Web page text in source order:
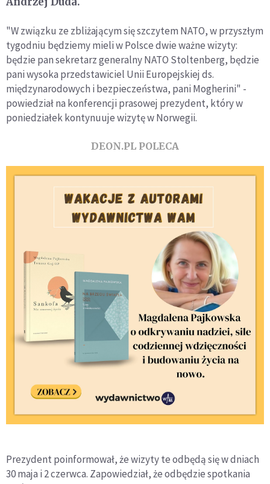
"W związku ze zbliżającym się szczytem NATO, w przyszłym
tygodniu będziemy mieli w Polsce dwie ważne wizyty:
będzie pan sekretarz generalny NATO Stoltenberg, będzie
pani wysoka przedstawiciel Unii Europejskiej ds.
międzynarodowych i bezpieczeństwa, pani Mogherini" -
powiedział na konferencji prasowej prezydent, który w
poniedziałek kontynuuje wizytę w Norwegii.
DEON.PL POLECA
Prezydent poinformował, że wizyty te odbędą się w dniach
30 maja i 2 czerwca. Zapowiedział, że odbędzie spotkania